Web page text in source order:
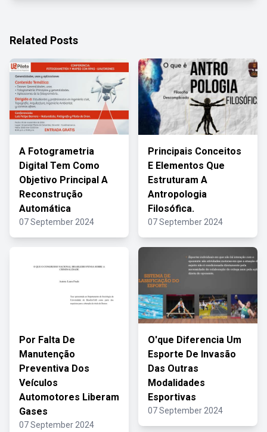
Related Posts
A Fotogrametria
Digital Tem Como
Objetivo Principal A
Reconstrução
Automática
07 September 2024
Principais Conceitos
E Elementos Que
Estruturam A
Antropologia
Filosófica.
07 September 2024
Por Falta De
Manutenção
Preventiva Dos
Veículos
Automotores Liberam
Gases
07 September 2024
O'que Diferencia Um
Esporte De Invasão
Das Outras
Modalidades
Esportivas
07 September 2024